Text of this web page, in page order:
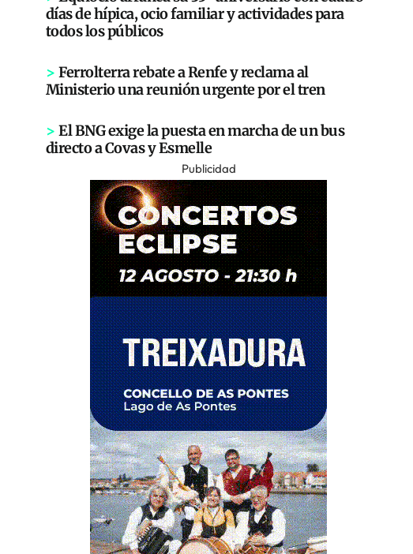
días de hípica, ocio familiar y actividades para
todos los públicos
> Ferrolterra rebate a Renfe y reclama al
Ministerio una reunión urgente por el tren
> El BNG exige la puesta en marcha de un bus
directo a Covas y Esmelle
Publicidad